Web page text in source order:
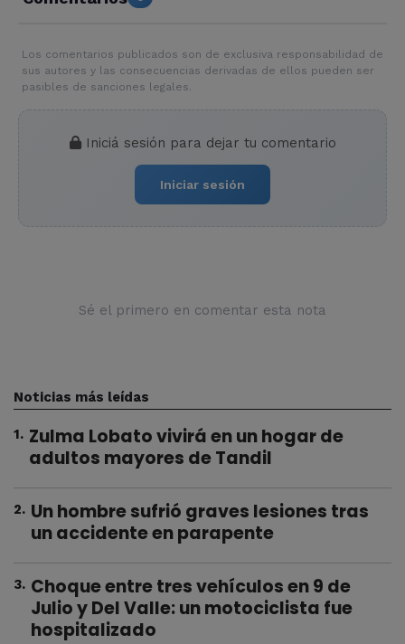
Los comentarios publicados son de exclusiva responsabilidad de
sus autores y las consecuencias derivadas de ellos pueden ser
pasibles de sanciones legales.
Iniciá sesión para dejar tu comentario
Iniciar sesión
Sé el primero en comentar esta nota
Noticias más leídas
1. Zulma Lobato vivirá en un hogar de
adultos mayores de Tandil
2. Un hombre sufrió graves lesiones tras
un accidente en parapente
3. Choque entre tres vehículos en 9 de
Julio y Del Valle: un motociclista fue
hospitalizado